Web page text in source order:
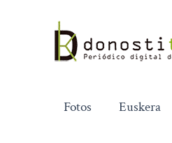
contenido
Fotos Euskera